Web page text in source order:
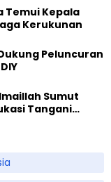
Temui Kepala
Kerukunan
Peluncuran
Sumut
Tangani